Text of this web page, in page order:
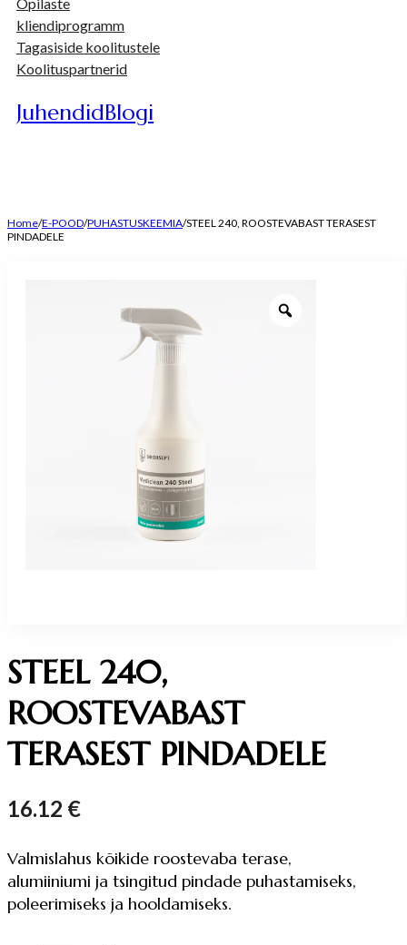
Õpilaste
kliendiprogramm
Tagasiside koolitustele
Koolituspartnerid
JuhendidBlogi
Home/E-POOD/PUHASTUSKEEMIA/STEEL 240, ROOSTEVABAST TERASEST
PINDADELE
STEEL 240,
ROOSTEVABAST
TERASEST PINDADELE
16.12 €
Valmislahus kõikide roostevaba terase,
alumiiniumi ja tsingitud pindade puhastamiseks,
poleerimiseks ja hooldamiseks.